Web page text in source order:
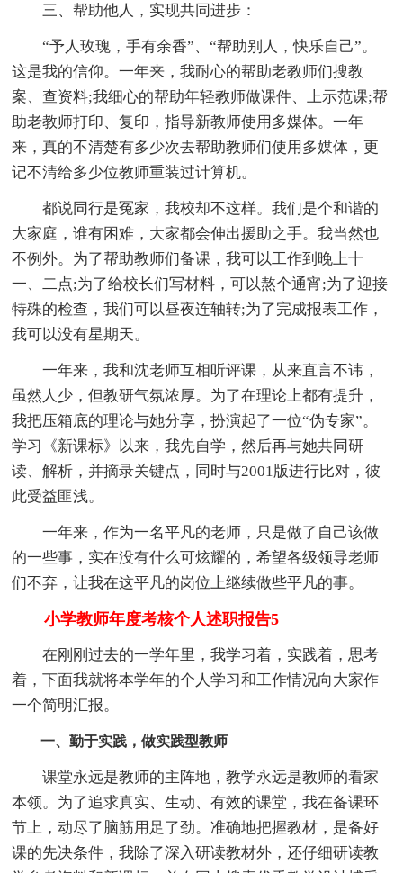
三、帮助他人，实现共同进步：
“予人玫瑰，手有余香”、“帮助别人，快乐自己”。
这是我的信仰。一年来，我耐心的帮助老教师们搜教
案、查资料;我细心的帮助年轻教师做课件、上示范课;帮
助老教师打印、复印，指导新教师使用多媒体。一年
来，真的不清楚有多少次去帮助教师们使用多媒体，更
记不清给多少位教师重装过计算机。
都说同行是冤家，我校却不这样。我们是个和谐的
大家庭，谁有困难，大家都会伸出援助之手。我当然也
不例外。为了帮助教师们备课，我可以工作到晚上十
一、二点;为了给校长们写材料，可以熬个通宵;为了迎接
特殊的检查，我们可以昼夜连轴转;为了完成报表工作，
我可以没有星期天。
一年来，我和沈老师互相听评课，从来直言不讳，
虽然人少，但教研气氛浓厚。为了在理论上都有提升，
我把压箱底的理论与她分享，扮演起了一位“伪专家”。
学习《新课标》以来，我先自学，然后再与她共同研
读、解析，并摘录关键点，同时与2001版进行比对，彼
此受益匪浅。
一年来，作为一名平凡的老师，只是做了自己该做
的一些事，实在没有什么可炫耀的，希望各级领导老师
们不弃，让我在这平凡的岗位上继续做些平凡的事。
小学教师年度考核个人述职报告5
在刚刚过去的一学年里，我学习着，实践着，思考
着，下面我就将本学年的个人学习和工作情况向大家作
一个简明汇报。
一、勤于实践，做实践型教师
课堂永远是教师的主阵地，教学永远是教师的看家
本领。为了追求真实、生动、有效的课堂，我在备课环
节上，动尽了脑筋用足了劲。准确地把握教材，是备好
课的先决条件，我除了深入研读教材外，还仔细研读教